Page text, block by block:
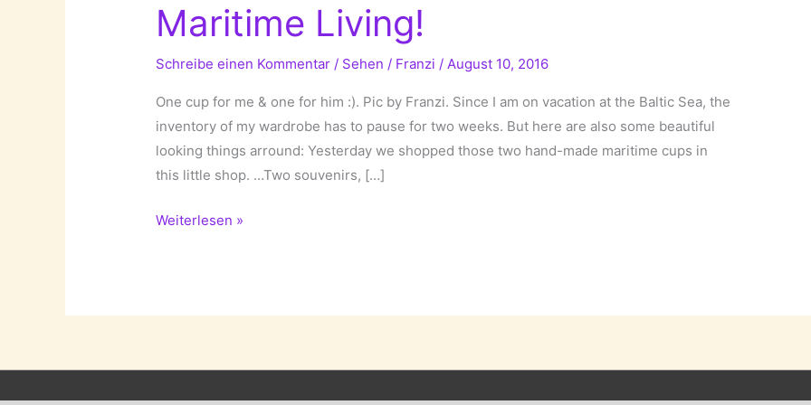
Maritime Living!
Schreibe einen Kommentar / Sehen / Franzi /August 10, 2016
One cup for me & one for him :). Pic by Franzi. Since I am on vacation at the Baltic Sea, the
inventory of my wardrobe has to pause for two weeks. But here are also some beautiful
looking things arround: Yesterday we shopped those two hand-made maritime cups in
this little shop. …Two souvenirs, […]
Maritime
Weiterlesen »